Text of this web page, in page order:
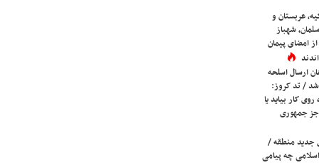
عربستان و
شهباز
امضای پیمان
ارسال اسلحه
/ تد کروز:
کار بیاید یا
جمهوری
جدید منطقه /
چه پیامی